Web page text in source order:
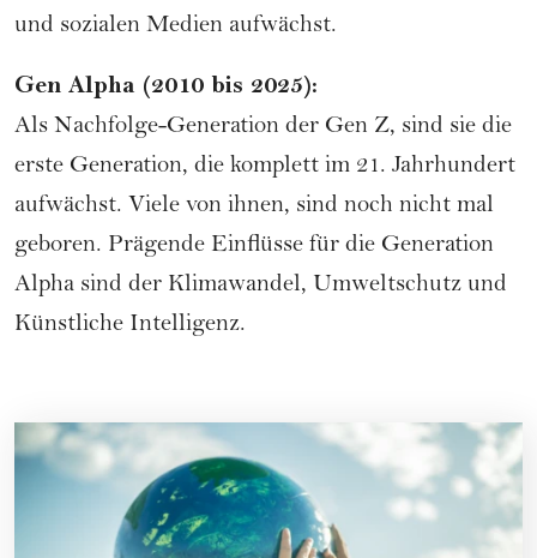
und sozialen Medien aufwächst.
Gen Alpha (2010 bis 2025):
Als Nachfolge-Generation der Gen Z, sind sie die
erste Generation, die komplett im 21. Jahrhundert
aufwächst. Viele von ihnen, sind noch nicht mal
geboren. Prägende Einflüsse für die Generation
Alpha sind der Klimawandel, Umweltschutz und
Künstliche Intelligenz.